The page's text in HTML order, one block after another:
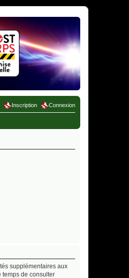
Connexion
Inscription
supplémentaires aux
temps de consulter